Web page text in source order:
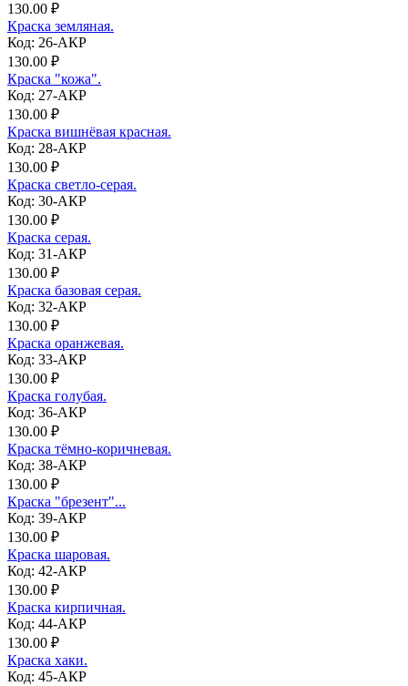
130.00 ₽
Краска земляная.
Код: 26-АКР
130.00 ₽
Краска "кожа".
Код: 27-АКР
130.00 ₽
Краска вишнёвая красная.
Код: 28-АКР
130.00 ₽
Краска светло-серая.
Код: 30-АКР
130.00 ₽
Краска серая.
Код: 31-АКР
130.00 ₽
Краска базовая серая.
Код: 32-АКР
130.00 ₽
Краска оранжевая.
Код: 33-АКР
130.00 ₽
Краска голубая.
Код: 36-АКР
130.00 ₽
Краска тёмно-коричневая.
Код: 38-АКР
130.00 ₽
Краска "брезент"...
Код: 39-АКР
130.00 ₽
Краска шаровая.
Код: 42-АКР
130.00 ₽
Краска кирпичная.
Код: 44-АКР
130.00 ₽
Краска хаки.
Код: 45-АКР